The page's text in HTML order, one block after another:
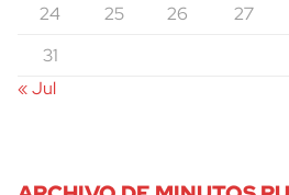
24
25 26 27
31
« Jul